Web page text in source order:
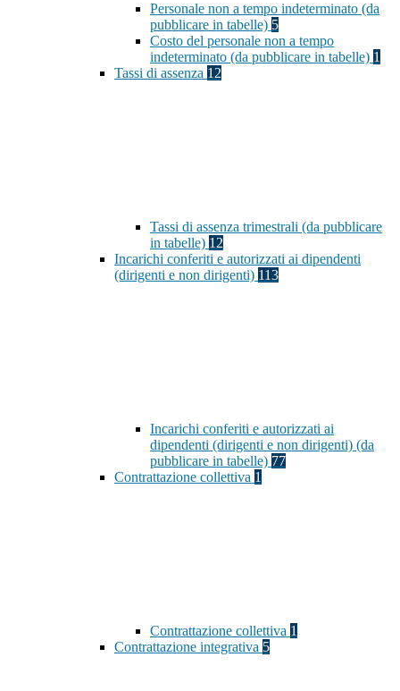
Personale non a tempo indeterminato (da
pubblicare in tabelle) 5
Costo del personale non a tempo
indeterminato (da pubblicare in tabelle) 1
Tassi di assenza 12
Tassi di assenza trimestrali (da pubblicare
in tabelle) 12
Incarichi conferiti e autorizzati ai dipendenti
(dirigenti e non dirigenti) 113
Incarichi conferiti e autorizzati ai
dipendenti (dirigenti e non dirigenti) (da
pubblicare in tabelle) 77
Contrattazione collettiva 1
Contrattazione collettiva 1
Contrattazione integrativa 5